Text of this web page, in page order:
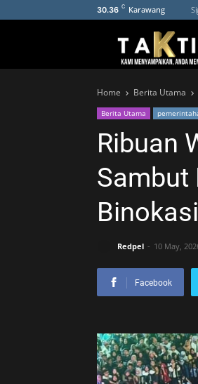
30.36 C Karawang
Home Berita Utama
Berita Utama
Ribuan
Sambut
Redpel 10 May,
Facebook